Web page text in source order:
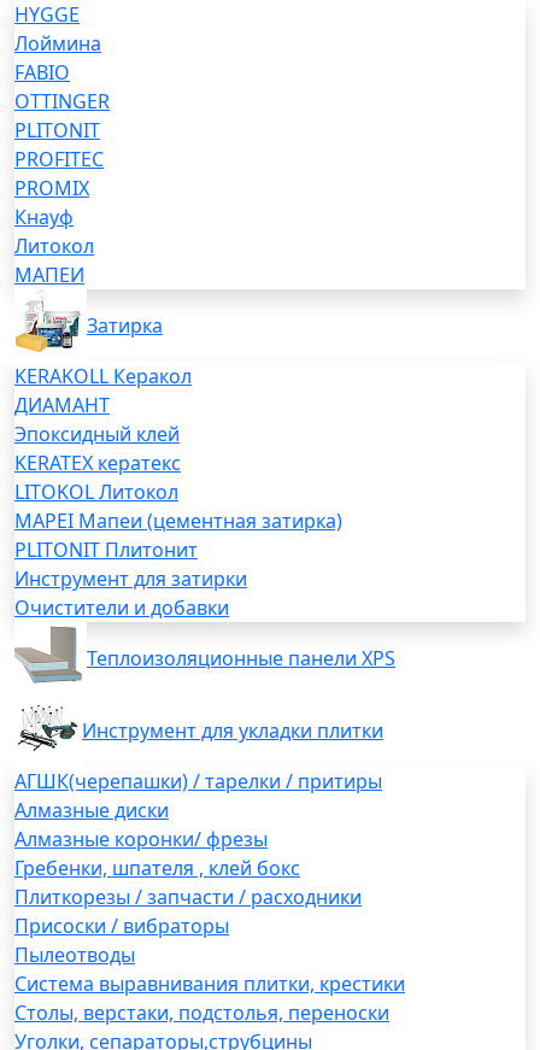
HYGGE
Лоймина
FABIO
OTTINGER
PLITONIT
PROFITEC
PROMIX
Кнауф
Литокол
МАПЕИ
Затирка
KERAKOLL Керакол
ДИАМАНТ
Эпоксидный клей
KERATEX кератекс
LITOKOL Литокол
MAPEI Мапеи (цементная затирка)
PLITONIT Плитонит
Инструмент для затирки
Очистители и добавки
Теплоизоляционные панели XPS
Инструмент для укладки плитки
АГШК(черепашки) / тарелки / притиры
Алмазные диски
Алмазные коронки/ фрезы
Гребенки, шпателя , клей бокс
Плиткорезы / запчасти / расходники
Присоски / вибраторы
Пылеотводы
Система выравнивания плитки, крестики
Столы, верстаки, подстолья, переноски
Уголки, сепараторы,струбцины